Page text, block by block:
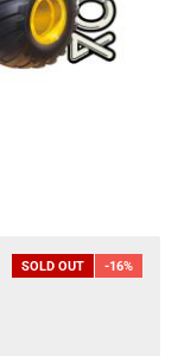
SOLD OUT -16%